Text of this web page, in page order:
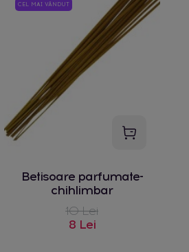
CEL MAI VÂNDUT
Betisoare parfumate-
chihlimbar
10 Lei
8 Lei